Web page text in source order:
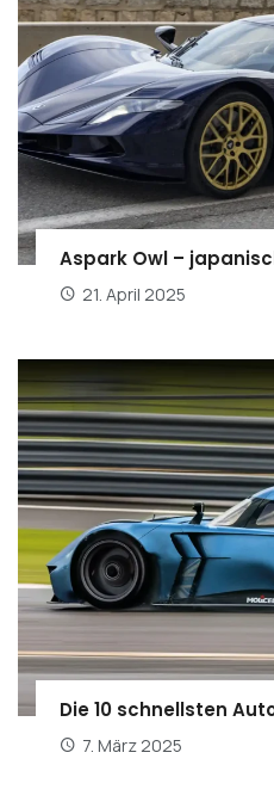
Aspark Owl –
21. April 2025
Die 10 schnellsten
7. März 2025